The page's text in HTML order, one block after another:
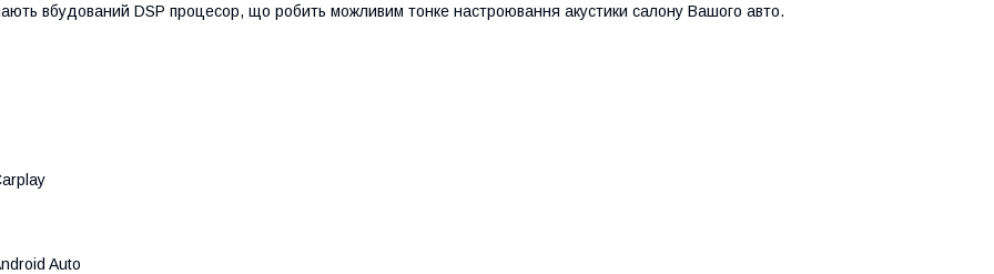
вбудований DSP процесор, що робить можливим тонке настроювання акустики салону Вашого авто.
Auto